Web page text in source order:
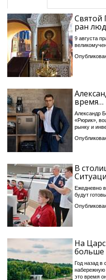
Святой
ран
9 августа
время…
Александр
«Рюрик»,
рынку и
В
Ежедневно
будут
На
больше
Год назад в
набережную
это время